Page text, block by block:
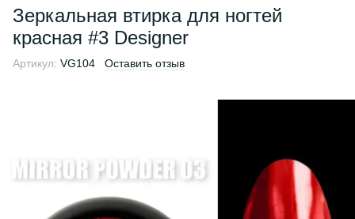
Зеркальная втирка для ногтей
красная #3 Designer
Артикул: VG104 Оставить отзыв